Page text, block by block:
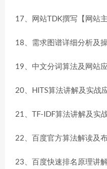
17、网站TDK撰写【网站主
18、需求图谱详细分析及
19、中文分词算法及网站
20、HITS算法讲解及实战
21、TF-IDF算法讲解及实
22、百度官方算法解读及
23、百度快速排名原理讲